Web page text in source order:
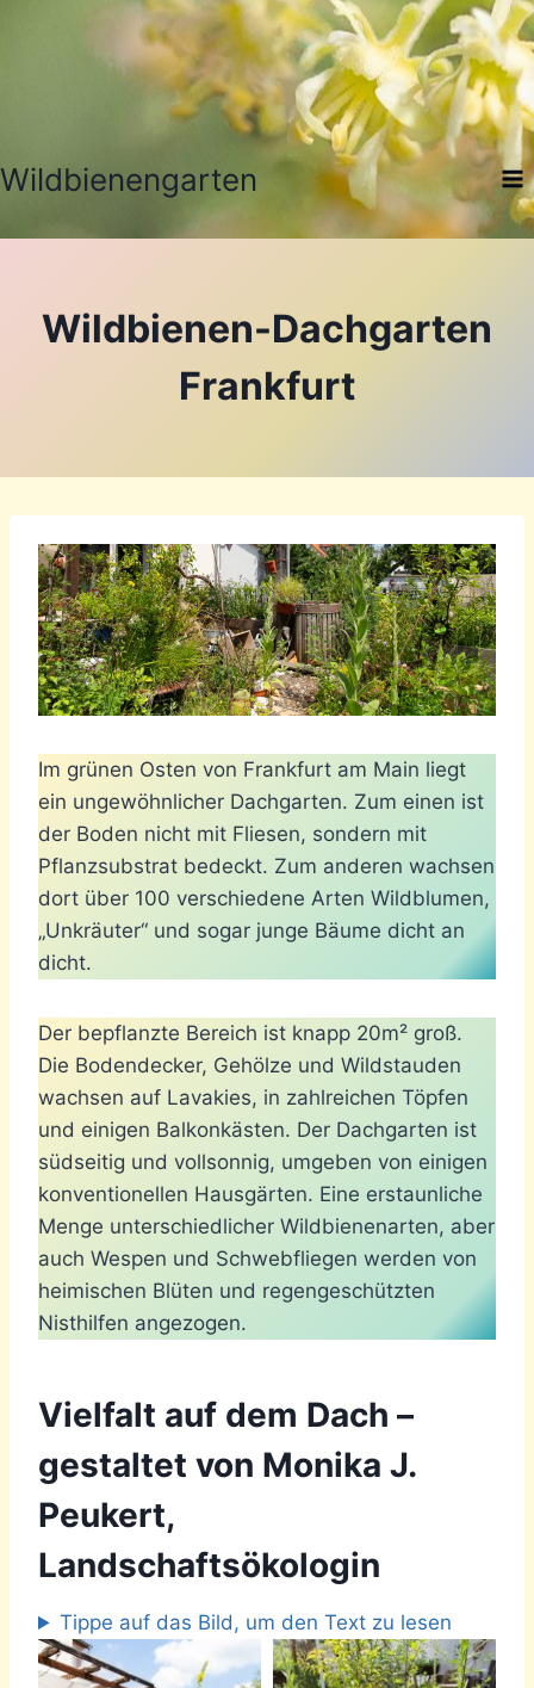
Wildbienengarten
Wildbienen-Dachgarten
Frankfurt
Im grünen Osten von Frankfurt am Main liegt
ein ungewöhnlicher Dachgarten. Zum einen ist
der Boden nicht mit Fliesen, sondern mit
Pflanzsubstrat bedeckt. Zum anderen wachsen
dort über 100 verschiedene Arten Wildblumen,
„Unkräuter“ und sogar junge Bäume dicht an
dicht.
Der bepflanzte Bereich ist knapp 20m² groß.
Die Bodendecker, Gehölze und Wildstauden
wachsen auf Lavakies, in zahlreichen Töpfen
und einigen Balkonkästen. Der Dachgarten ist
südseitig und vollsonnig, umgeben von einigen
konventionellen Hausgärten. Eine erstaunliche
Menge unterschiedlicher Wildbienenarten, aber
auch Wespen und Schwebfliegen werden von
heimischen Blüten und regengeschützten
Nisthilfen angezogen.
Vielfalt auf dem Dach –
gestaltet von Monika J.
Peukert,
Landschaftsökologin
Tippe auf das Bild, um den Text zu lesen